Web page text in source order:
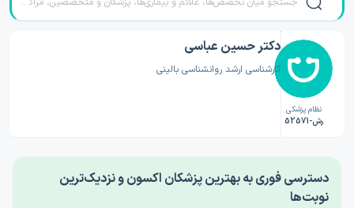
نظام پزشکی
رش-52571
دکتر حسین عباسی
کارشناسی ارشد روانشناسی بالینی
‎دسترسی فوری به بهترین پزشکان اکسون و نزدیک‌ترین
نوبت‌ها